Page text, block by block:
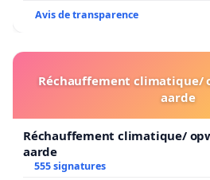
Avis de transparence
Réchauffement climatique/
aarde
Réchauffement climatique/
aarde
555 signatures